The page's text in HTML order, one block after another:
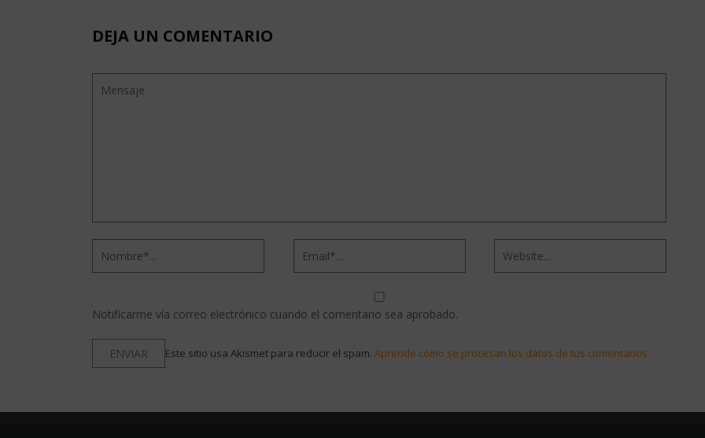
DEJA UN COMENTARIO
Notificarme vía correo electrónico cuando el comentario sea aprobado.
Este sitio usa Akismet para reducir el spam. Aprende cómo se procesan los datos de tus comentarios.